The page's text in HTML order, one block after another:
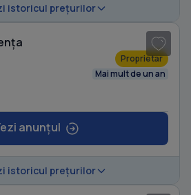
istoricul prețurilor
Proprietar
Mai mult de un an
anunțul
istoricul prețurilor